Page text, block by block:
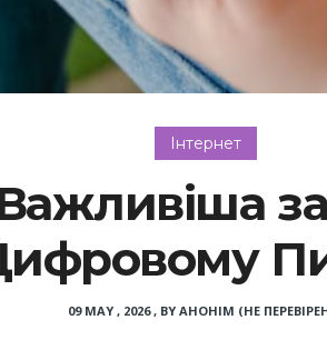
Інтернет
09 MAY , 2026, BY АНОНІМ (НЕ